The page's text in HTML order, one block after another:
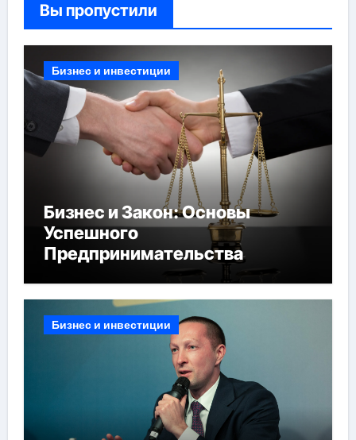
Вы пропустили
Бизнес и инвестиции
Бизнес и Закон: Основы
Успешного
Предпринимательства
Бизнес и инвестиции